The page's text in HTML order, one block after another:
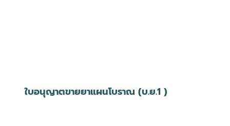
ใบอนุญาตขายยาแผนโบราณ (บ.ย.1 )